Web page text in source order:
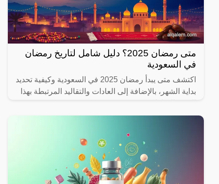
متى رمضان 2025؟ دليل شامل لتاريخ رمضان
في السعودية
اكتشف متى يبدأ رمضان 2025 في السعودية وكيفية تحديد
بداية الشهر، بالإضافة إلى العادات والتقاليد المرتبطة بهذا